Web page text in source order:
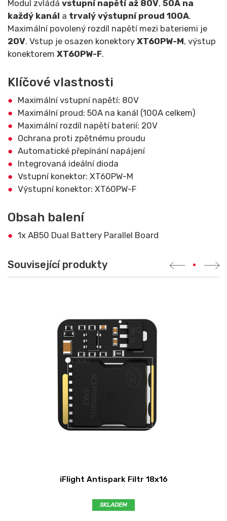
Modul zvládá vstupní napětí až 80V, 50A na
každý kanál a trvalý výstupní proud 100A.
Maximální povolený rozdíl napětí mezi bateriemi je
20V. Vstup je osazen konektory XT60PW-M, výstup
konektorem XT60PW-F.
Klíčové vlastnosti
Maximální vstupní napětí: 80V
Maximální proud: 50A na kanál (100A celkem)
Maximální rozdíl napětí baterií: 20V
Ochrana proti zpětnému proudu
Automatické přepínání napájení
Integrovaná ideální dioda
Vstupní konektor: XT60PW-M
Výstupní konektor: XT60PW-F
Obsah balení
1x AB50 Dual Battery Parallel Board
Související produkty •
iFlight Antispark Filtr 18x16
SKLADEM